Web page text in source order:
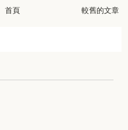
較舊的文章
首頁